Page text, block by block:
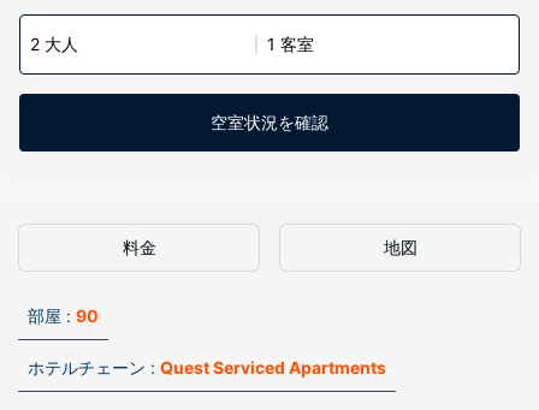
2 大人 1 客室
空室状況を確認
料金 地図
部屋 : 90
ホテルチェーン : Quest Serviced Apartments